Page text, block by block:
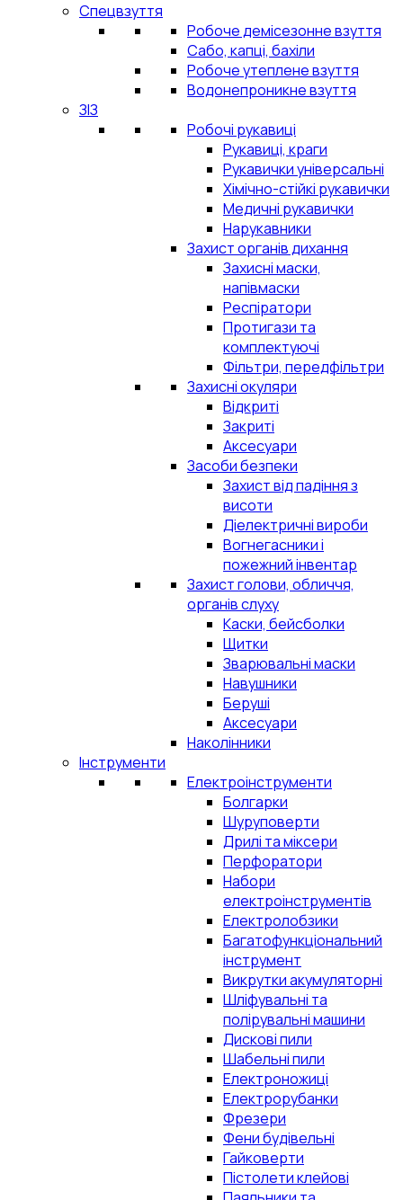
Спецвзуття
Робоче демісезонне взуття
Сабо, капці, бахіли
Робоче утеплене взуття
Водонепроникне взуття
ЗІЗ
Робочі рукавиці
Рукавиці, краги
Рукавички універсальні
Хімічно-стійкі рукавички
Медичні рукавички
Нарукавники
Захист органів дихання
Захисні маски,
напівмаски
Респіратори
Протигази та
комплектуючі
Фільтри, передфільтри
Захисні окуляри
Відкриті
Закриті
Аксесуари
Засоби безпеки
Захист від падіння з
висоти
Діелектричні вироби
Вогнегасники і
пожежний інвентар
Захист голови, обличчя,
органів слуху
Каски, бейсболки
Щитки
Зварювальні маски
Навушники
Беруші
Аксесуари
Наколінники
Інструменти
Електроінструменти
Болгарки
Шуруповерти
Дрилі та міксери
Перфоратори
Набори
електроінструментів
Електролобзики
Багатофункціональний
інструмент
Викрутки акумуляторні
Шліфувальні та
полірувальні машини
Дискові пили
Шабельні пили
Електроножиці
Електрорубанки
Фрезери
Фени будівельні
Гайковерти
Пістолети клейові